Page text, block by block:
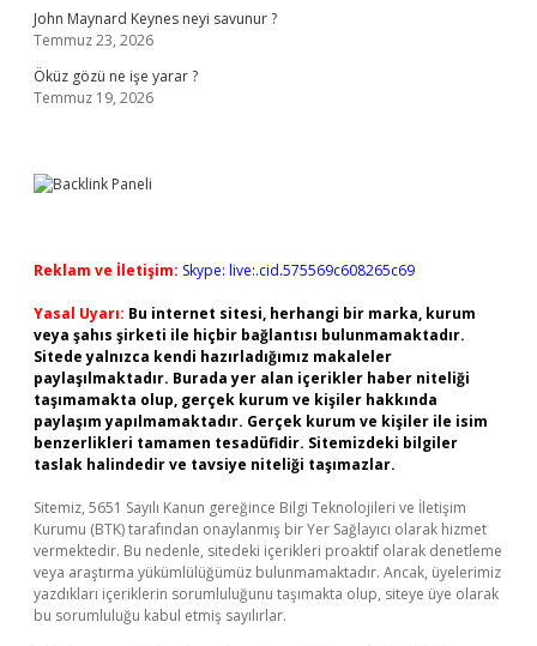
John Maynard Keynes neyi savunur ?
Temmuz 23, 2026
Öküz gözü ne işe yarar ?
Temmuz 19, 2026
Reklam ve İletişim: Skype: live:.cid.575569c608265c69
Yasal Uyarı: Bu internet sitesi, herhangi bir marka, kurum
veya şahıs şirketi ile hiçbir bağlantısı bulunmamaktadır.
Sitede yalnızca kendi hazırladığımız makaleler
paylaşılmaktadır. Burada yer alan içerikler haber niteliği
taşımamakta olup, gerçek kurum ve kişiler hakkında
paylaşım yapılmamaktadır. Gerçek kurum ve kişiler ile isim
benzerlikleri tamamen tesadüfidir. Sitemizdeki bilgiler
taslak halindedir ve tavsiye niteliği taşımazlar.
Sitemiz, 5651 Sayılı Kanun gereğince Bilgi Teknolojileri ve İletişim
Kurumu (BTK) tarafından onaylanmış bir Yer Sağlayıcı olarak hizmet
vermektedir. Bu nedenle, sitedeki içerikleri proaktif olarak denetleme
veya araştırma yükümlülüğümüz bulunmamaktadır. Ancak, üyelerimiz
yazdıkları içeriklerin sorumluluğunu taşımakta olup, siteye üye olarak
bu sorumluluğu kabul etmiş sayılırlar.